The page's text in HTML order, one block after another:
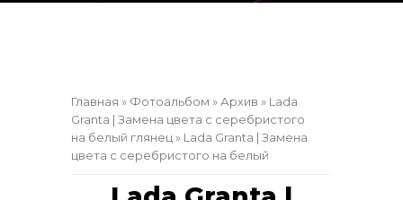
Главная » Фотоальбом » Архив » Lada
Granta | Замена цвета с серебристого
на белый глянец » Lada Granta | Замена
цвета с серебристого на белый